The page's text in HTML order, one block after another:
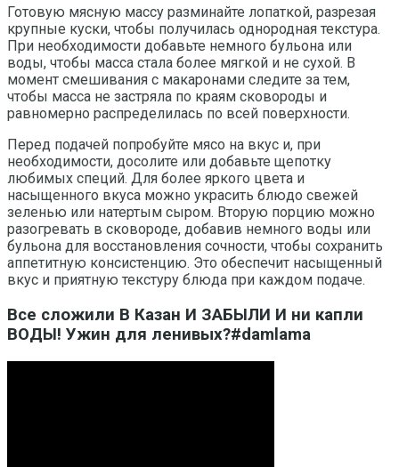
Готовую мясную массу разминайте лопаткой, разрезая
крупные куски, чтобы получилась однородная текстура.
При необходимости добавьте немного бульона или
воды, чтобы масса стала более мягкой и не сухой. В
момент смешивания с макаронами следите за тем,
чтобы масса не застряла по краям сковороды и
равномерно распределилась по всей поверхности.
Перед подачей попробуйте мясо на вкус и, при
необходимости, досолите или добавьте щепотку
любимых специй. Для более яркого цвета и
насыщенного вкуса можно украсить блюдо свежей
зеленью или натертым сыром. Вторую порцию можно
разогревать в сковороде, добавив немного воды или
бульона для восстановления сочности, чтобы сохранить
аппетитную консистенцию. Это обеспечит насыщенный
вкус и приятную текстуру блюда при каждом подаче.
Все сложили В Казан И ЗАБЫЛИ И ни капли
ВОДЫ! Ужин для ленивых?#damlama